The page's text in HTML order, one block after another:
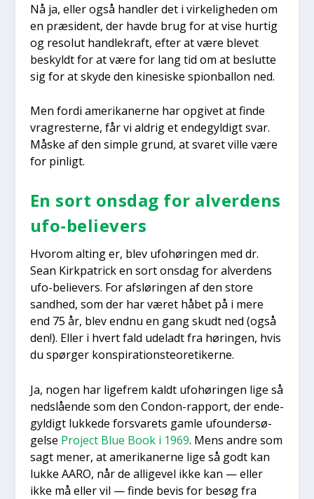
Nå ja, eller også hand­ler det i vir­ke­lig­he­den om
en præ­si­dent, der hav­de brug for at vise hur­tig
og reso­lut hand­le­kraft, efter at være ble­vet
beskyldt for at være for lang tid om at beslut­te
sig for at sky­de den kine­si­ske spionbal­lon ned.
Men for­di ame­ri­ka­ner­ne har opgi­vet at fin­de
vra­gre­ster­ne, får vi aldrig et ende­gyl­digt svar.
Måske af den simp­le grund, at sva­ret vil­le være
for pin­ligt.
En sort ons­dag for alver­dens
ufo-belie­vers
Hvor­om alting er, blev ufo­hø­rin­gen med dr.
Sean Kirk­pa­tri­ck en sort ons­dag for alver­dens
ufo-belie­vers. For afslø­rin­gen af den sto­re
sand­hed, som der har været håbet på i mere
end 75 år, blev end­nu en gang skudt ned (også
den!). Eller i hvert fald ude­ladt fra hørin­gen, hvis
du spør­ger kon­spira­tions­te­o­re­ti­ker­ne.
Ja, nogen har lige­frem kaldt ufo­hø­rin­gen lige så
ned­slå­en­de som den Con­don-rap­port, der ende­
gyl­digt luk­ke­de for­sva­rets gam­le ufo­un­der­sø­
gel­se Pro­ject Blue Book i 1969. Mens andre som
sagt mener, at ame­ri­ka­ner­ne lige så godt kan
luk­ke AARO, når de alli­ge­vel ikke kan — eller
ikke må eller vil — fin­de bevis for besøg fra